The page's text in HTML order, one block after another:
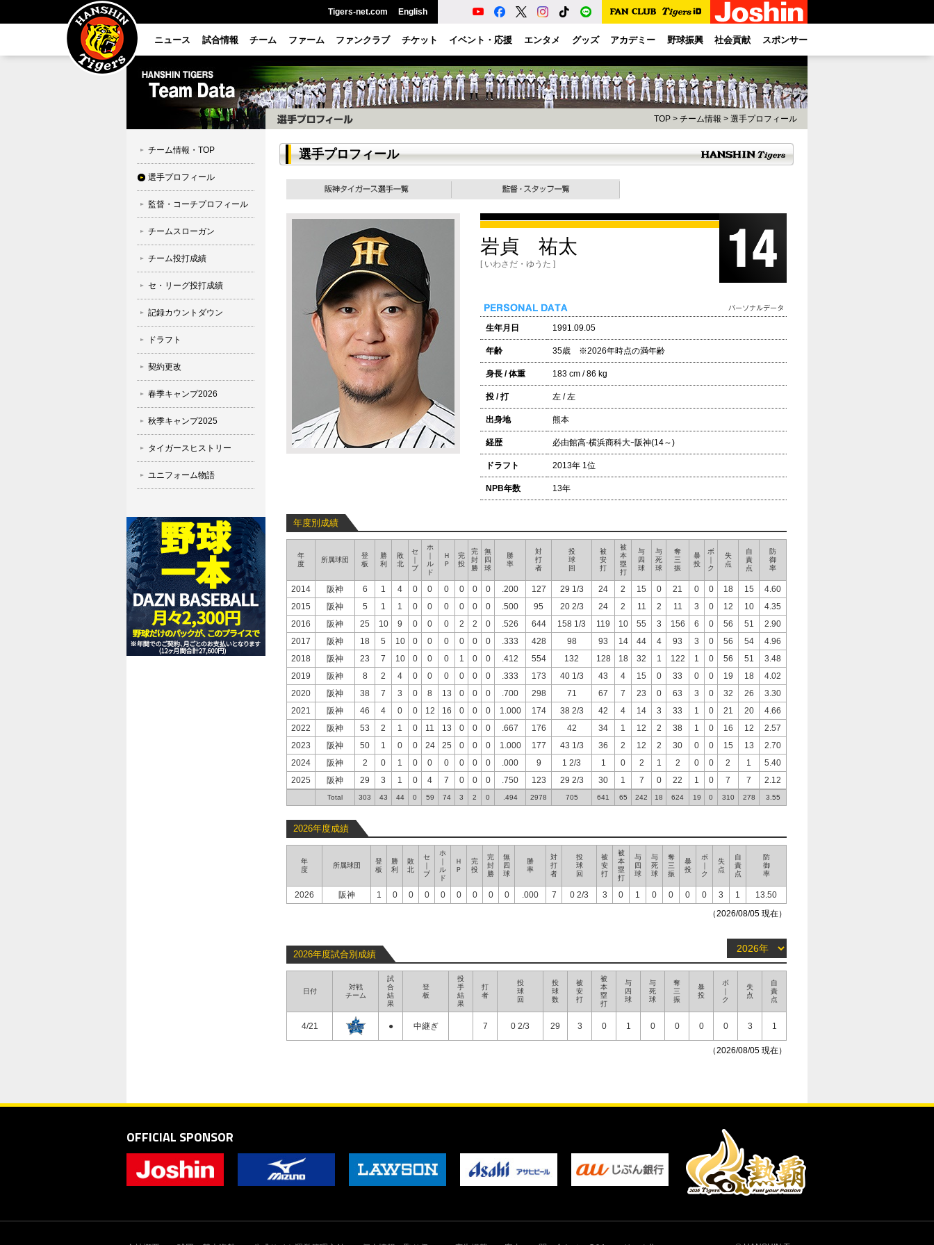
Tigers-net.com English
ニュース 試合情報 チーム ファーム ファンクラブ チケット イベント・応援 エンタメ グッズ アカデミー 野球振興 社会貢献 スポンサー
チーム情報・TOP
選手プロフィール
監督・コーチプロフィール
チームスローガン
チーム投打成績
セ・リーグ投打成績
記録カウントダウン
ドラフト
契約更改
春季キャンプ2026
秋季キャンプ2025
タイガースヒストリー
ユニフォーム物語
TOP > チーム情報 > 選手プロフィール
選手プロフィール
岩貞 祐太
[ いわさだ・ゆうた ]
生年月日 1991.09.05
年齢 35歳 ※2026年時点の満年齢
身長 / 体重 183 cm / 86 kg
投 / 打 左 / 左
出身地 熊本
経歴 必由館高-横浜商科大ｰ阪神(14～)
ドラフト 2013年 1位
NPB年数 13年
年度別成績
年
度
所属球団
登
板
勝
利
敗
北
セ
｜
ブ
ホ
｜
ル
ド
Ｈ
Ｐ
完
投
完
封
勝
無
四
球
勝
率
対
打
者
投
球
回
被
安
打
被
本
塁
打
与
四
球
与
死
球
奪
三
振
暴
投
ボ
｜
ク
失
点
自
責
点
防
御
率
2014 阪神 6 1 4 0 0 0 0 0 0 .200 127 29 1/3 24 2 15 0 21 0 0 18 15
4.60
2015
阪神 5 1 1 0 0 0 0 0 0 .500 95 20 2/3 24 2 11 2 11 3 0 12 10
4.35
2016
阪神 25 10 9 0 0 0 2 2 0 .526 644 158 1/3 119 10 55 3 156 6 0 56 51
2.90
2017
阪神 18 5 10 0 0 0 0 0 0 .333 428 98 93 14 44 4 93 3 0 56 54
4.96
2018
阪神 23 7 10 0 0 0 1 0 0 .412 554 132 128 18 32 1 122 1 0 56 51
3.48
2019
阪神 8 2 4 0 0 0 0 0 0 .333 173 40 1/3 43 4 15 0 33 0 0 19 18
4.02
2020
阪神 38 7 3 0 8 13 0 0 0 .700 298 71 67 7 23 0 63 3 0 32 26
3.30
2021
阪神 46 4 0 0 12 16 0 0 0 1.000 174 38 2/3 42 4 14 3 33 1 0 21 20
4.66
2022
阪神 53 2 1 0 11 13 0 0 0 .667 176 42 34 1 12 2 38 1 0 16 12
2.57
2023
阪神 50 1 0 0 24 25 0 0 0 1.000 177 43 1/3 36 2 12 2 30 0 0 15 13
2.70
2024
阪神 2 0 1 0 0 0 0 0 0 .000 9 1 2/3 1 0 2 1 2 0 0 2 1
5.40
2025
阪神 29 3 1 0 4 7 0 0 0 .750 123 29 2/3 30 1 7 0 22 1 0 7 7 2.12
Total 303 43 44 0 59 74 3 2 0 .494 2978 705 641 65 242 18 624 19 0 310 278 3.55
2026年度成績
年
度
所属球団
登
板
勝
利
敗
北
セ
｜
ブ
ホ
｜
ル
ド
Ｈ
Ｐ
完
投
完
封
勝
無
四
球
勝
率
対
打
者
投
球
回
被
安
打
被
本
塁
打
与
四
球
与
死
球
奪
三
振
暴
投
ボ
｜
ク
失
点
自
責
点
防
御
率
2026 阪神 1 0 0 0 0 0 0 0 0 .000 7 0 2/3 3 0 1 0 0 0 0 3 1
13.50
（2026/08/05 現在）
2026年度試合別成績
日付
対戦
チーム
試
合
結
果
登
板
投
手
結
果
打
者
投
球
回
投
球
数
被
安
打
被
本
塁
打
与
四
球
与
死
球
奪
三
振
暴
投
ボ
｜
ク
失
点
自
責
点
4/21 ● 中継ぎ 7 0 2/3 29 3 0 1 0 0 0 0 3 1
（2026/08/05 現在）
OFFICIAL SPONSOR